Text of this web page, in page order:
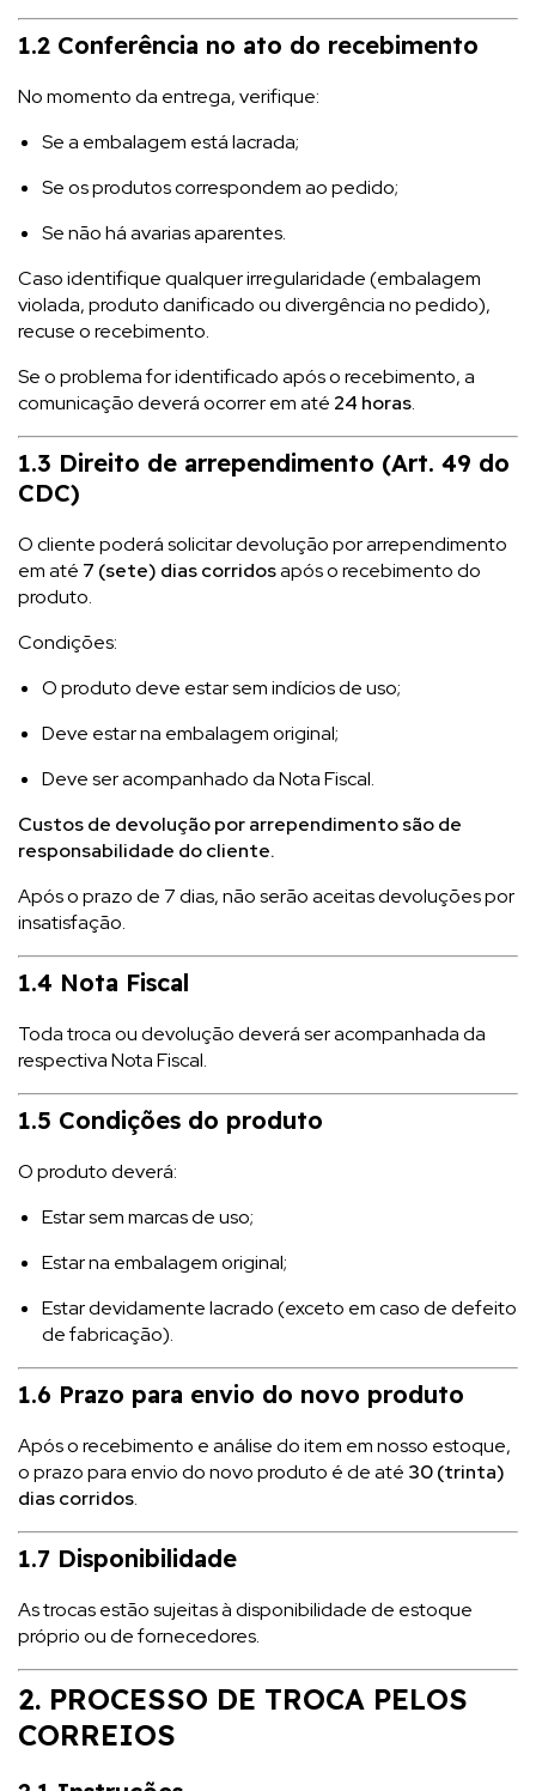
1.2 Conferência no ato do recebimento
No momento da entrega, verifique:
Se a embalagem está lacrada;
Se os produtos correspondem ao pedido;
Se não há avarias aparentes.
Caso identifique qualquer irregularidade (embalagem
violada, produto danificado ou divergência no pedido),
recuse o recebimento.
Se o problema for identificado após o recebimento, a
comunicação deverá ocorrer em até 24 horas.
1.3 Direito de arrependimento (Art. 49 do
CDC)
O cliente poderá solicitar devolução por arrependimento
em até 7 (sete) dias corridosapós o recebimento do
produto.
Condições:
O produto deve estar sem indícios de uso;
Deve estar na embalagem original;
Deve ser acompanhado da Nota Fiscal.
Custos de devolução por arrependimento são de
responsabilidade do cliente.
Após o prazo de 7 dias, não serão aceitas devoluções por
insatisfação.
1.4 Nota Fiscal
Toda troca ou devolução deverá ser acompanhada da
respectiva Nota Fiscal.
1.5 Condições do produto
O produto deverá:
Estar sem marcas de uso;
Estar na embalagem original;
Estar devidamente lacrado (exceto em caso de defeito
de fabricação).
1.6 Prazo para envio do novo produto
Após o recebimento e análise do item em nosso estoque,
o prazo para envio do novo produto é de até 30 (trinta)
dias corridos.
1.7 Disponibilidade
As trocas estão sujeitas à disponibilidade de estoque
próprio ou de fornecedores.
2. PROCESSO DE TROCA PELOS
CORREIOS